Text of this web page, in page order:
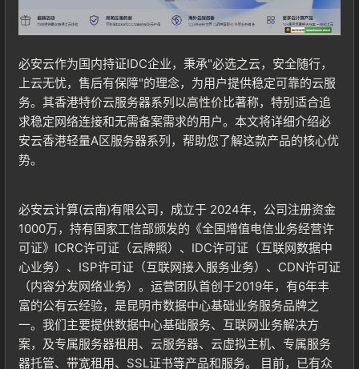
必安云作为国内持证IDC企业，秉承"必选之云，安全随行，
上云无忧，售后有保障"的理念，为用户提供稳定可靠的云服
务。其香港特价云服务器系列以高性价比著称，特别适合追
求稳定网络连接和无需备案需求的用户。本文将详细介绍必
安云香港轻量A区服务器系列，帮助您了解这款产品的核心优
势。
必安云计算(云南)有限公司，成立于 2024年，公司注册资金
1000万，持有国家工信部颁发的《全国增值电信业务经营许
可证》ICRC许可证（云牌照）、IDC许可证（互联网数据中
心业务）、ISP许可证（互联网接入服务业务）、CDN许可证
（内容分发网络业务）。运营团队首创于2019年，有6年丰
富的公有云经验，是昆明市数据中心基础业务服务品牌之
一。我们主要提供数据中心基础服务、互联网业务解决方
案，及专属服务器租用、云服务器、云虚拟主机、专属服务
器托管、带宽租用、SSL证书等产品和服务。 目前，已有众